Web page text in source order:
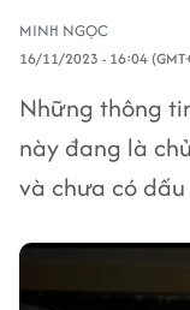
MINH NGỌC
16/11/2023 - 16:04
Những thông
này đang là
và chưa có